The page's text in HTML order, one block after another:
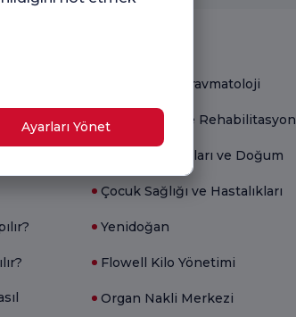
Ortopedi ve Travmatoloji
Fizik Tedavi ve Rehabilitasyon
Kadın Hastalıkları ve Doğum
Çocuk Sağlığı ve Hastalıkları
Yenidoğan
Flowell Kilo Yönetimi
Organ Nakli Merkezi
Ayarları Yönet